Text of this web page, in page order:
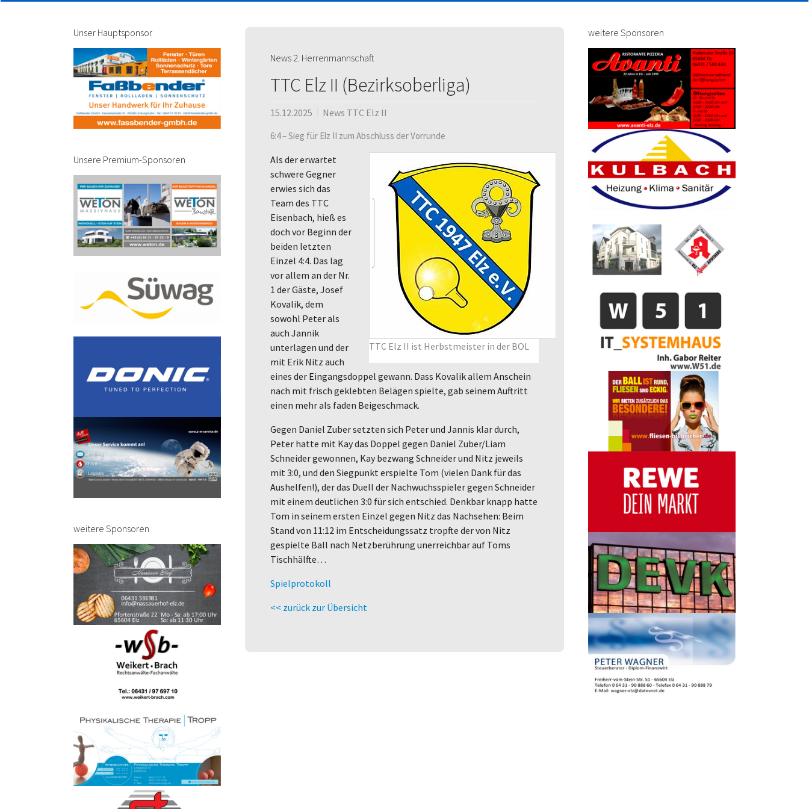
News 2. Herrenmannschaft
TTC Elz II (Bezirksoberliga)
15.12.2025 News TTC Elz II
6:4 – Sieg für Elz II zum Abschluss der Vorrunde
TTC Elz II ist Herbstmeister in der BOL
Als der erwartet
schwere Gegner
erwies sich das
Team des TTC
Eisenbach, hieß es
doch vor Beginn der
beiden letzten
Einzel 4:4. Das lag
vor allem an der Nr.
1 der Gäste, Josef
Kovalik, dem
sowohl Peter als
auch Jannik
unterlagen und der
mit Erik Nitz auch
eines der Eingangsdoppel gewann. Dass Kovalik allem Anschein
nach mit frisch geklebten Belägen spielte, gab seinem Auftritt
einen mehr als faden Beigeschmack.
Gegen Daniel Zuber setzten sich Peter und Jannis klar durch,
Peter hatte mit Kay das Doppel gegen Daniel Zuber/Liam
Schneider gewonnen, Kay bezwang Schneider und Nitz jeweils
mit 3:0, und den Siegpunkt erspielte Tom (vielen Dank für das
Aushelfen!), der das Duell der Nachwuchsspieler gegen Schneider
mit einem deutlichen 3:0 für sich entschied. Denkbar knapp hatte
Tom in seinem ersten Einzel gegen Nitz das Nachsehen: Beim
Stand von 11:12 im Entscheidungssatz tropfte der von Nitz
gespielte Ball nach Netzberührung unerreichbar auf Toms
Tischhälfte…
Spielprotokoll
<< zurück zur Übersicht
Unser Hauptsponsor
Unsere Premium-Sponsoren
weitere Sponsoren
weitere Sponsoren